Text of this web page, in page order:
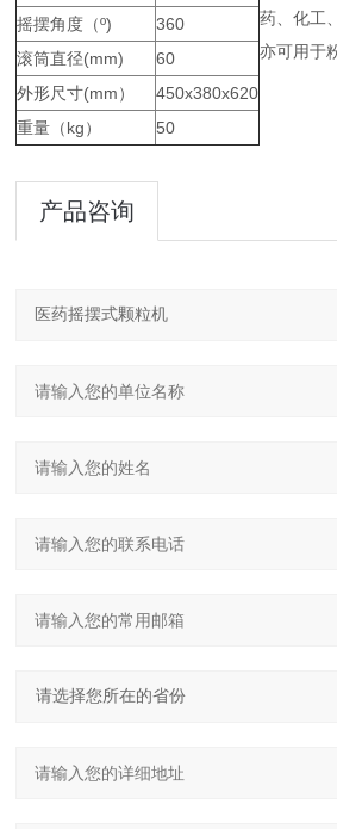
摇摆角度（º)
360
滚筒直径(mm)
60
外形尺寸(mm）
450x380x620
重量（kg）
50
药、化工
亦可用于
产品咨询